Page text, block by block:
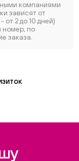
компаниями
зависят от
от 2 до 10 дней)
номер, по
заказа.